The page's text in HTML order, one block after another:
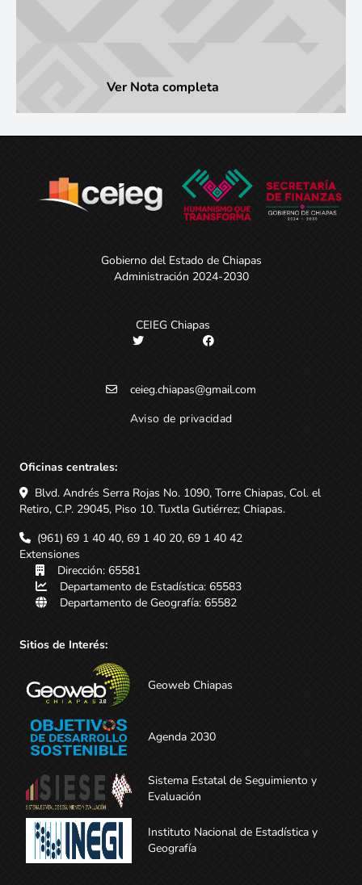
Ver Nota completa
Gobierno del Estado de Chiapas
Administración 2024-2030
CEIEG Chiapas
ceieg.chiapas@gmail.com
Aviso de privacidad
Oficinas centrales:
Blvd. Andrés Serra Rojas No. 1090, Torre Chiapas, Col. el
Retiro, C.P. 29045, Piso 10. Tuxtla Gutiérrez; Chiapas.
(961) 69 1 40 40, 69 1 40 20, 69 1 40 42
Extensiones
Dirección: 65581
Departamento de Estadística: 65583
Departamento de Geografía: 65582
Sitios de Interés:
Geoweb Chiapas
Agenda 2030
Sistema Estatal de Seguimiento y
Evaluación
Instituto Nacional de Estadística y
Geografía